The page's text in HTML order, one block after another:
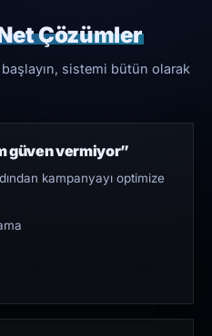
Çözümler
sistemi bütün olarak
güven vermiyor”
kampanyayı optimize